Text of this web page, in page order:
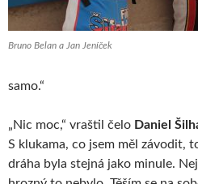
Bruno Belan a Jan Jeníček
samo.“
„Nic moc,“ vraštil čelo Daniel
S klukama, co jsem měl závodit,
dráha byla stejná jako minule.